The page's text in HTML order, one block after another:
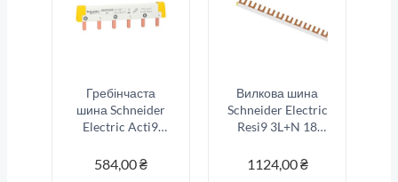
Гребінчаста
шина Schneider
Electric Acti9
(A9XPH206)
584,00₴
Вилкова шина
Schneider Electric
Resi9 3L+N 18
(R9XFH418)
1124,00₴